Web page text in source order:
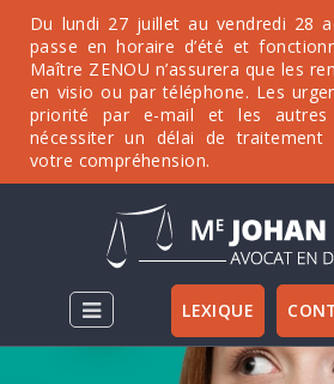
Du lundi 27 juillet au vendredi 28
passe en horaire d’été et
Maître ZENOU n’assurera que les
en visio ou par téléphone. Les
priorité par e-mail et les autres
nécessiter un délai de
votre compréhension.
LEXIQUE